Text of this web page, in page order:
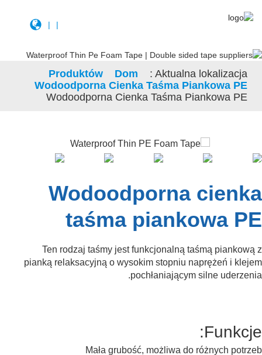
|
|
Aktualna lokalizacja:
Dom
Produktów
Wodoodporna Cienka Taśma Piankowa PE
Wodoodporna Cienka Taśma Piankowa PE
Wodoodporna cienka
taśma piankowa PE
Ten rodzaj taśmy jest funkcjonalną taśmą piankową z
pianką relaksacyjną o wysokim stopniu naprężeń i klejem
pochłaniającym silne uderzenia.
Funkcje:
Mała grubość, możliwa do różnych potrzeb